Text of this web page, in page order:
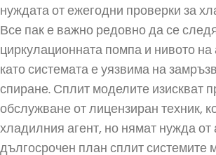
нуждата от ежегодни проверки за
Все пак е важно редовно да се
циркулационната помпа и нивото
като системата е уязвима на
спиране. Сплит моделите изискват
обслужване от лицензиран техник,
хладилния агент, но нямат нужда
дългосрочен план сплит системите